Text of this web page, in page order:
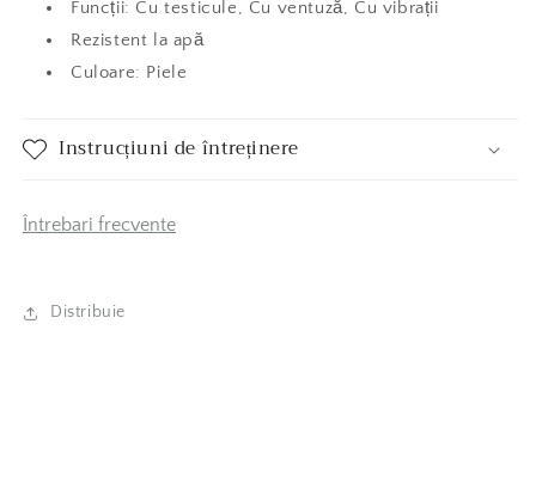
Funcții: Cu testicule, Cu ventuză, Cu vibrații
Rezistent la apă
Culoare: Piele
Instrucțiuni de întreținere
Întrebari frecvente
Distribuie